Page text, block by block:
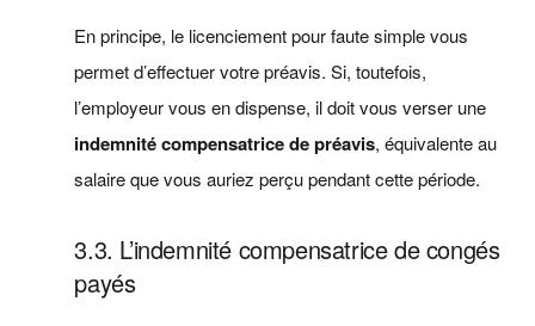
En principe, le licenciement pour faute simple vous
permet d’effectuer votre préavis. Si, toutefois,
l’employeur vous en dispense, il doit vous verser une
indemnité compensatrice de préavis, équivalente au
salaire que vous auriez perçu pendant cette période.
3.3. L’indemnité compensatrice de congés
payés